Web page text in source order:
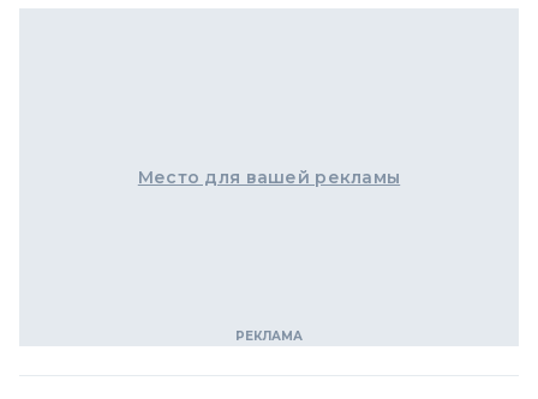
Место для вашей рекламы